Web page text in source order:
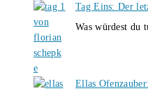
Tag Eins: Der
Was würdest du
Ellas